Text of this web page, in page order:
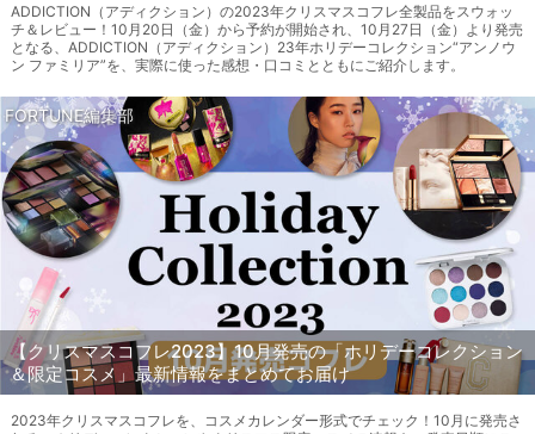
ADDICTION（アディクション）の2023年クリスマスコフレ全製品をスウォッ
チ＆レビュー！10月20日（金）から予約が開始され、10月27日（金）より発売
となる、ADDICTION（アディクション）23年ホリデーコレクション“アンノウ
ン ファミリア”を、実際に使った感想・口コミとともにご紹介します。
FORTUNE編集部
【クリスマスコフレ2023】10月発売の「ホリデーコレクション
＆限定コスメ」最新情報をまとめてお届け
2023年クリスマスコフレを、コスメカレンダー形式でチェック！10月に発売さ